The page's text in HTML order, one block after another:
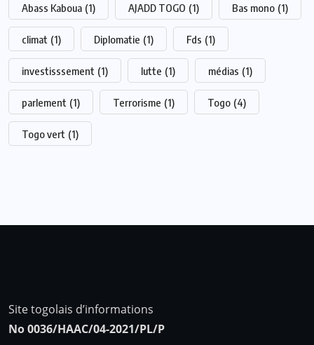
Abass Kaboua (1) AJADD TOGO (1) Bas mono (1)
climat (1) Diplomatie (1) Fds (1)
investisssement (1) lutte (1) médias (1)
parlement (1) Terrorisme (1) Togo (4)
Togo vert (1)
Site togolais d’informations
No 0036/HAAC/04-2021/PL/P